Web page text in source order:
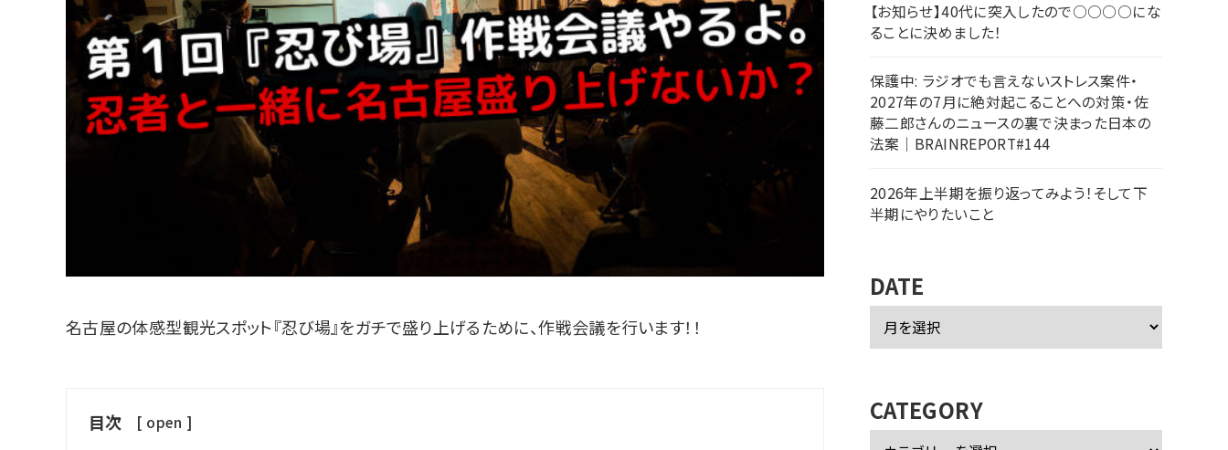
名古屋の体感型観光スポット『忍び場』をガチで盛り上げるために、作戦会議を行います！！
目次 [ open ]
【お知らせ】40代に突入したので○○○○にな
ることに決めました！
保護中: ラジオでも言えないストレス案件・
2027年の7月に絶対起こることへの対策・佐
藤二郎さんのニュースの裏で決まった日本の
法案｜BRAINREPORT#144
2026年上半期を振り返ってみよう！そして下
半期にやりたいこと
DATE
ー
ブ
CATEGORY